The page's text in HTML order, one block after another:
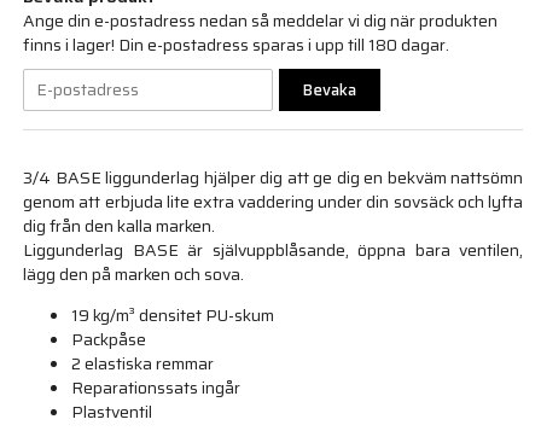
Ange din e-postadress nedan så meddelar vi dig när produkten
finns i lager! Din e-postadress sparas i upp till 180 dagar.
Bevaka
3/4 BASE liggunderlag hjälper dig att ge dig en bekväm nattsömn
genom att erbjuda lite extra vaddering under din sovsäck och lyfta
dig från den kalla marken.
Liggunderlag BASE är självuppblåsande, öppna bara ventilen,
lägg den på marken och sova.
19 kg/m³ densitet PU-skum
Packpåse
2 elastiska remmar
Reparationssats ingår
Plastventil